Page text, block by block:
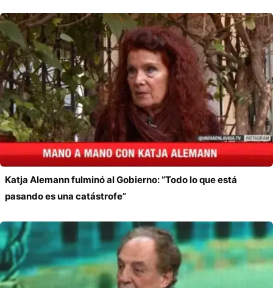
Katja Alemann fulminó al Gobierno: “Todo lo que está
pasando es una catástrofe”